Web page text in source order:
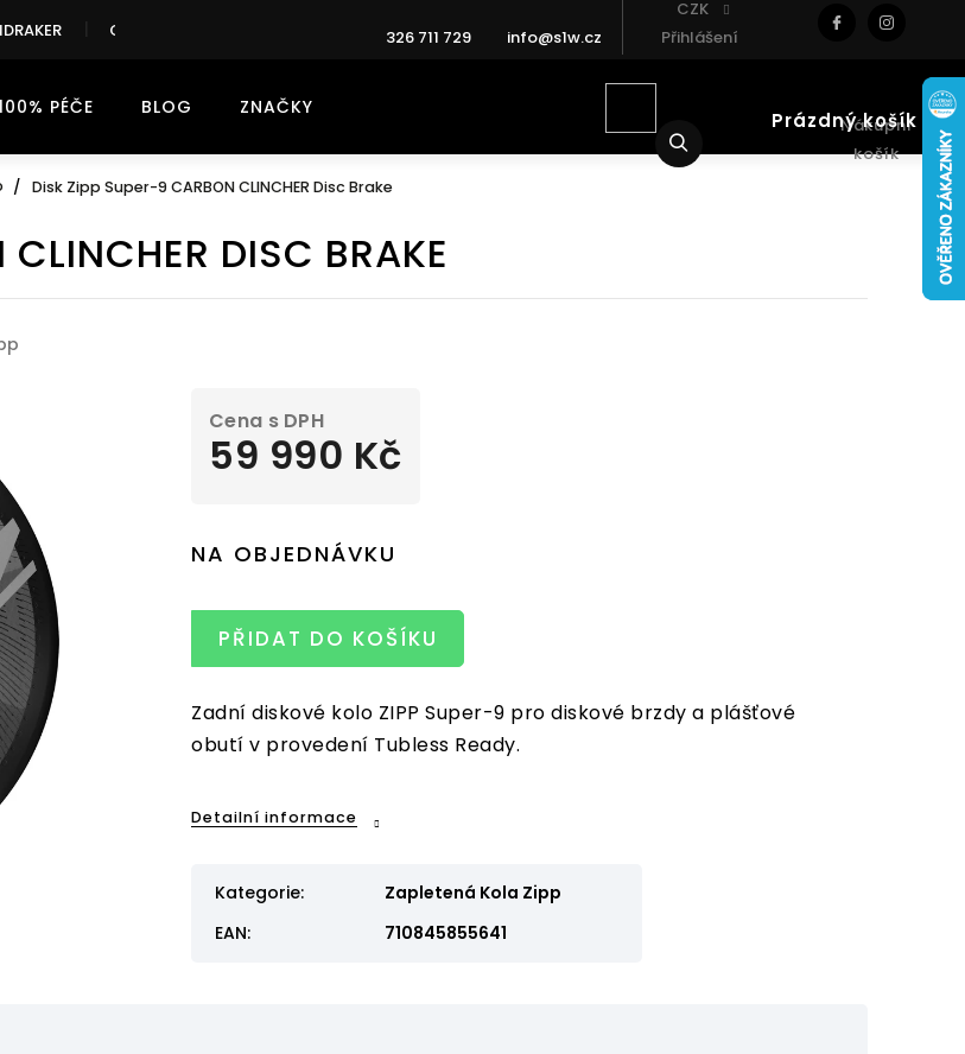
326 711 729 info@s1w.cz
CZK
Přihlášení
CANNONDALE
Nákupní
košík
Prázdný košík
PÉČE BLOG ZNAČKY
Disk Zipp Super-9 CARBON CLINCHER Disc Brake
DISC BRAKE
59 990 Kč
NA OBJEDNÁVKU
PŘIDAT DO KOŠÍKU
Zadní diskové kolo ZIPP Super-9 pro diskové brzdy a plášťové
obutí v provedení Tubless Ready.
Detailní informace
Kategorie:
Zapletená Kola Zipp
EAN: 710845855641